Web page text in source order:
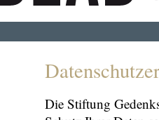
Die Stiftung